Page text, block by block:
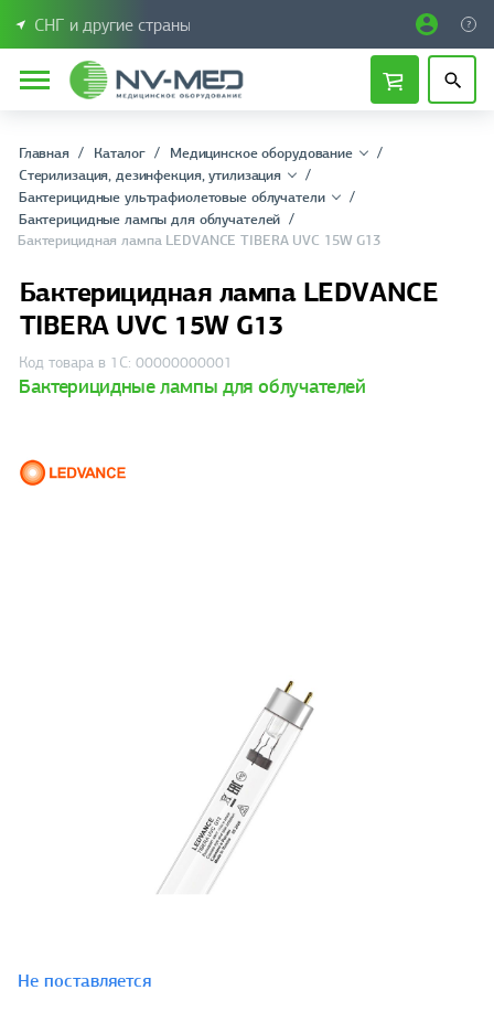
СНГ и другие страны
Главная Каталог
Медицинское оборудование
Стерилизация, дезинфекция, утилизация
Бактерицидные ультрафиолетовые облучатели
Бактерицидные лампы для облучателей
Бактерицидная лампа LEDVANCE TIBERA UVC 15W G13
Бактерицидная лампа LEDVANCE
TIBERA UVC 15W G13
Код товара в 1С: 00000000001
Бактерицидные лампы для облучателей
Не поставляется